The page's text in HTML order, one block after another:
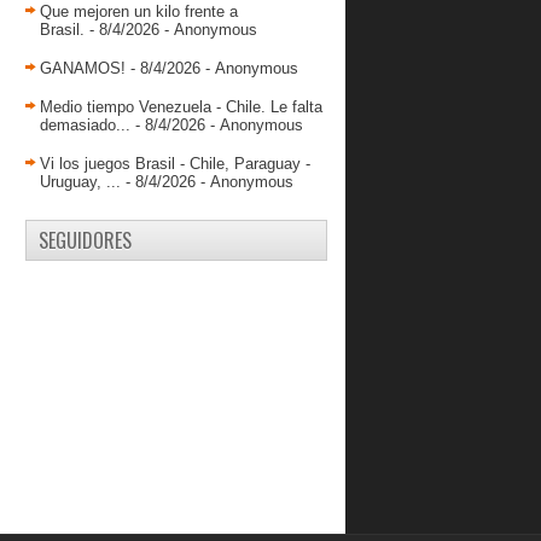
La familia “camarón” ya trabaja para
semana
Rafael “Chamo” Pérez llegó motivado
a Toros de Aragua
CUBILLÁN: TENEMOS UN GRAN
FANA...
CONOCIENDO A ABRAHAM
Que mejoren un kilo frente a
Brasil. - 8/4/2026 - Anonymous
GANAMOS! - 8/4/2026 - Anonymous
Medio tiempo Venezuela - Chile. Le falta
demasiado... - 8/4/2026 - Anonymous
Vi los juegos Brasil - Chile, Paraguay -
Uruguay, ... - 8/4/2026 - Anonymous
SEGUIDORES